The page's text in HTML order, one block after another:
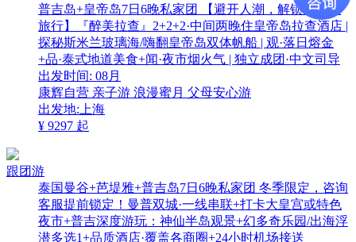
普吉岛+皇帝岛7日6晚私家团 【避开人潮，解锁清静版
旅行】『醉美拉查』2+2+2·中间两晚住皇帝岛拉查酒店 |
探秘斯米兰玻璃海/嗨翻皇帝岛双体帆船 | 观·落日熔金
+品·泰式地道美食+闻·夜市烟火气 | 独立成团·中文司导
出发时间: 08月
康辉自营 亲子游 浪漫蜜月 父母安心游
出发地:上海
¥ 9297 起
跟团游
泰国曼谷+芭堤雅+普吉岛7日6晚私家团 冬季限定，咨询
客服提前锁定！曼普双城·一线串联+打卡大皇宫或特色
夜市+普吉深度游玩：神仙半岛观景+幻多奇乐园/出海浮
潜多选1+品质酒店·覆盖各商圈+24小时机场接送